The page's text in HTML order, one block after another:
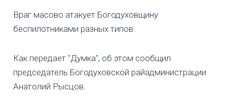
Враг масово атакует Богодуховщину
беспилотниками разных типов.
Как передает "Думка", об этом сообщил
председатель Богодуховской райадминистрации
Анатолий Рысцов.